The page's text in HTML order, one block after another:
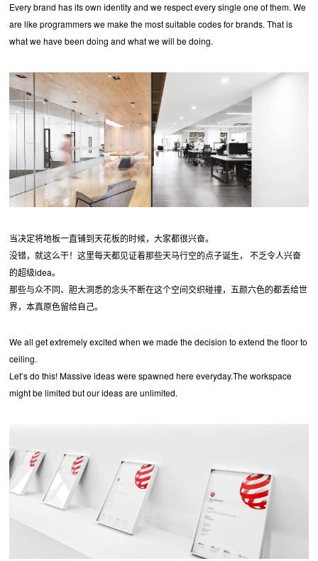
Every brand has its own identity and we respect every single one of them. We
are like programmers we make the most suitable codes for brands. That is
what we have been doing and what we will be doing.
当决定将地板一直铺到天花板的时候，大家都很兴奋。
没错，就这么干！这里每天都见证着那些天马行空的点子诞生， 不乏令人兴奋
的超级idea。
那些与众不同、胆大洞悉的念头不断在这个空间交织碰撞，五颜六色的都丢给世
界，本真原色留给自己。
We all get extremely excited when we made the decision to extend the floor to
ceiling.
Let’s do this! Massive ideas were spawned here everyday.The workspace
might be limited but our ideas are unlimited.